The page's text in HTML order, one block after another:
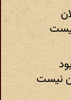
نیست